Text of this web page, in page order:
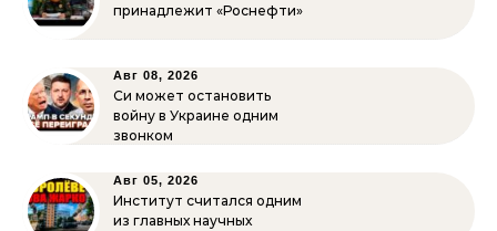
принадлежит «Роснефти»
Авг 08, 2026
Си может остановить
войну в Украине одним
звонком
Авг 05, 2026
Институт считался одним
из главных научных